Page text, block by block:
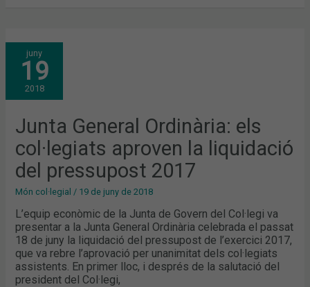
juny
19
2018
Junta General Ordinària: els
col·legiats aproven la liquidació
del pressupost 2017
Món col·legial / 19 de juny de 2018
L’equip econòmic de la Junta de Govern del Col·legi va
presentar a la Junta General Ordinària celebrada el passat
18 de juny la liquidació del pressupost de l’exercici 2017,
que va rebre l’aprovació per unanimitat dels col·legiats
assistents. En primer lloc, i després de la salutació del
president del Col·legi,
JUNTA
GENERAL
ORDINÀRIA:
ELS
COL·LEGIATS
APROVEN
LA
PRESSUPOST
2017